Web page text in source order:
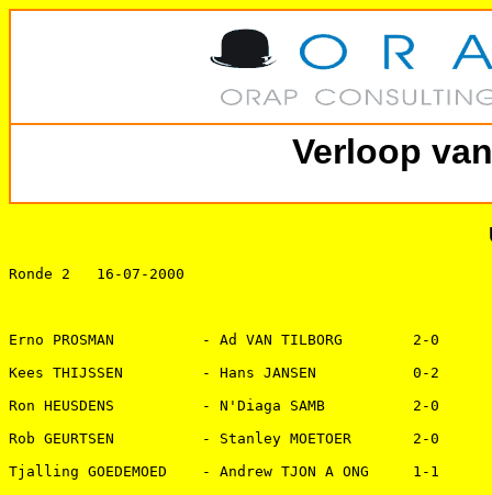
Verloop
Ronde 2   16-07-2000
Erno PROSMAN          - Ad VAN TILBORG        2-0
Kees THIJSSEN         - Hans JANSEN           0-2
Ron HEUSDENS          - N'Diaga SAMB          2-0
Rob GEURTSEN          - Stanley MOETOER       2-0
Tjalling GOEDEMOED    - Andrew TJON A ONG     1-1